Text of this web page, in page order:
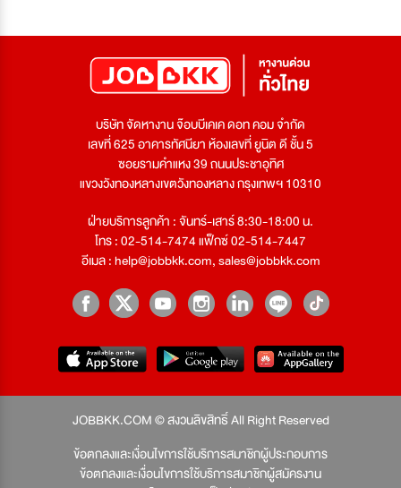
บริษัท จัดหางาน จ๊อบบีเคเค ดอท คอม จำกัด
เลขที่ 625 อาคารทัศนียา ห้องเลขที่ ยูนิต ดี ชั้น 5
ซอยรามคำแหง 39 ถนนประชาอุทิศ
แขวงวังทองหลางเขตวังทองหลาง กรุงเทพฯ 10310
ฝ่ายบริการลูกค้า : จันทร์-เสาร์ 8:30-18:00 น.
โทร : 02-514-7474 แฟ็กซ์ 02-514-7447
อีเมล :help@jobbkk.com,sales@jobbkk.com
JOBBKK.COM © สงวนลิขสิทธิ์ All Right Reserved
ข้อตกลงและเงื่อนไขการใช้บริการสมาชิกผู้ประกอบการ
ข้อตกลงและเงื่อนไขการใช้บริการสมาชิกผู้สมัครงาน